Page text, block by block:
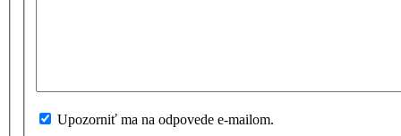
Upozorniť ma na odpovede e-mailom.